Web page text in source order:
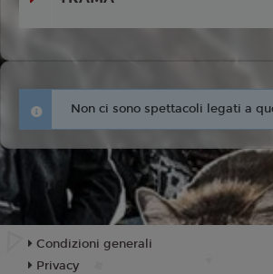
Non ci sono spettacoli legati a
Condizioni generali
Privacy